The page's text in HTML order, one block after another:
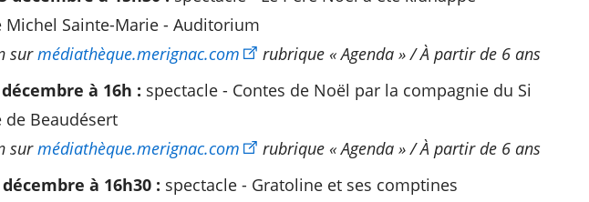
Michel Sainte-Marie - Auditorium
surmédiathèque.merignac.com
rubrique « Agenda » / À partir de 6 ans
à 16h : spectacle - Contes de Noël par la compagnie du Si
Beaudésert
surmédiathèque.merignac.com
rubrique « Agenda » / À partir de 6 ans
à 16h30 : spectacle - Gratoline et ses comptines